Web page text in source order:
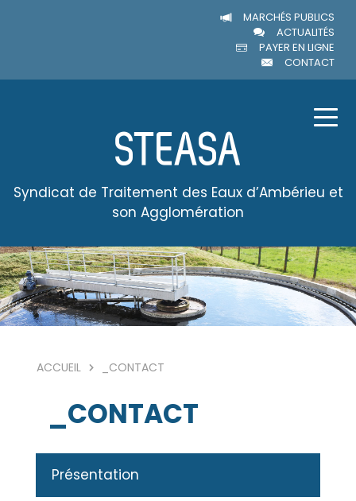
MARCHÉS PUBLICS
ACTUALITÉS
PAYER EN LIGNE
CONTACT
Syndicat de Traitement des Eaux d’Ambérieu et
son Agglomération
ACCUEIL _CONTACT
_CONTACT
Présentation